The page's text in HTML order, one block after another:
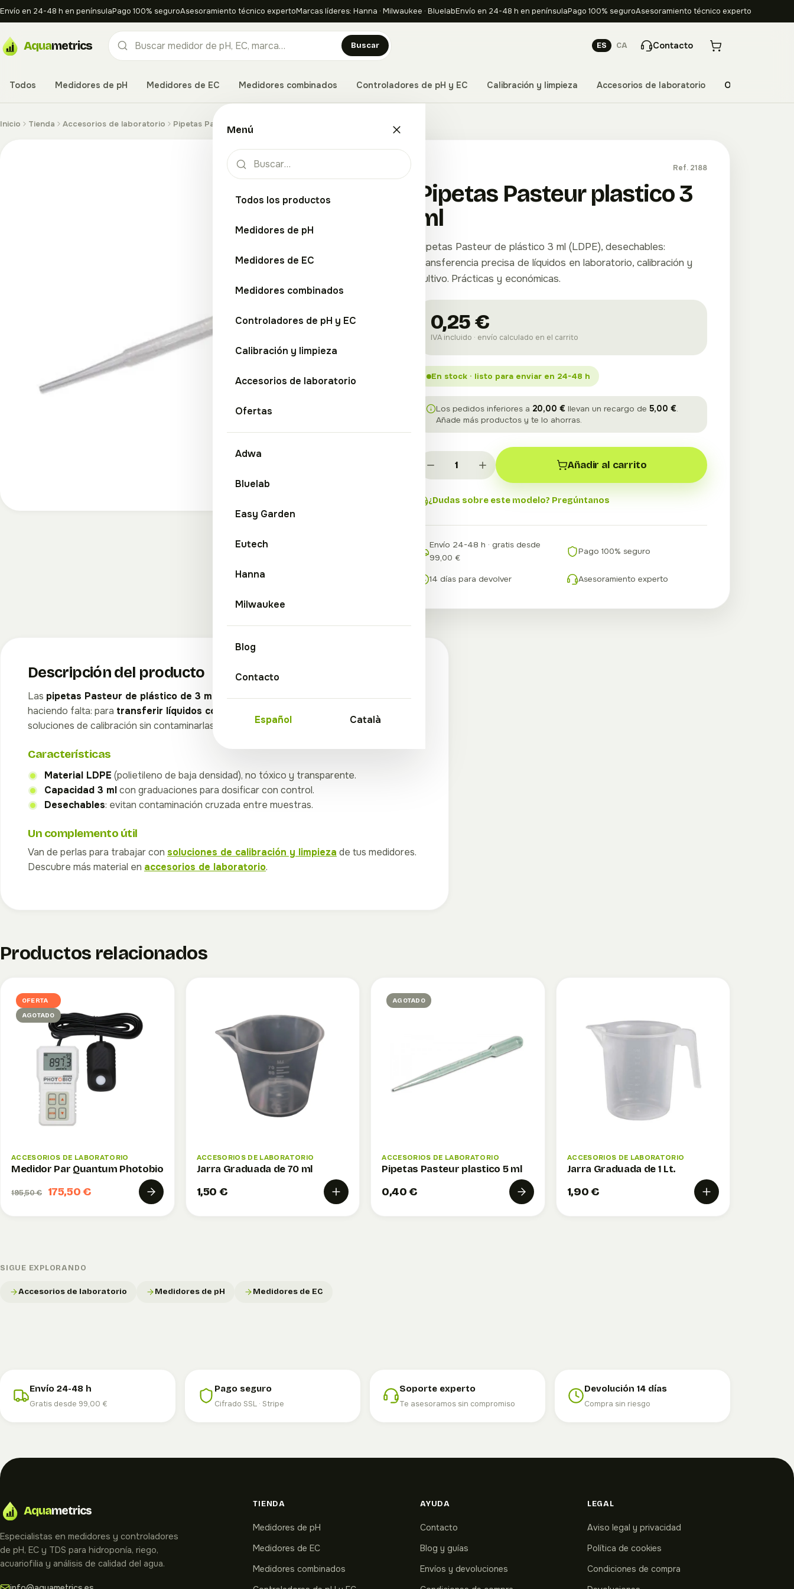
Envío en 24-48 h en penínsulaPago 100% seguroAsesoramiento técnico expertoMarcas líderes: Hanna · Milwaukee · BluelabEnvío en 24-48 h en penínsulaPago 100% seguroAsesoramiento técnico experto
Aquametrics Buscar ES CA Contacto
Todos Medidores de pH Medidores de EC Medidores combinados Controladores de pH y EC Calibración y limpieza Accesorios de laboratorio Ofertas
Menú
Todos los productos
Medidores de pH
Medidores de EC
Medidores combinados
Controladores de pH y EC
Calibración y limpieza
Accesorios de laboratorio
Ofertas
Adwa
Bluelab
Easy Garden
Eutech
Hanna
Milwaukee
Blog
Contacto
Español Català
Inicio Tienda Accesorios de laboratorio Pipetas Pasteur plastico 3 ml
Ref. 2188
Pipetas Pasteur plastico 3
ml
Pipetas Pasteur de plástico 3 ml (LDPE), desechables:
transferencia precisa de líquidos en laboratorio, calibración y
cultivo. Prácticas y económicas.
0,25 €
IVA incluido · envío calculado en el carrito
En stock · listo para enviar en 24-48 h
Los pedidos inferiores a 20,00 € llevan un recargo de5,00 €.
Añade más productos y te lo ahorras.
Añadir al carrito
¿Dudas sobre este modelo? Pregúntanos
Envío 24-48 h · gratis desde
99,00 €
Pago 100% seguro
14 días para devolver Asesoramiento experto
Descripción del producto
Las pipetas Pasteur de plástico de 3 ml
son uno de esos básicos que siempre acaban
haciendo falta: para transferir líquidos con precisión
soluciones de calibración sin contaminarlas.
Características
Material LDPE (polietileno de baja densidad), no tóxico y transparente.
Capacidad 3 mlcon graduaciones para dosificar con control.
Desechables: evitan contaminación cruzada entre muestras.
Un complemento útil
Van de perlas para trabajar con soluciones de calibración y limpieza de tus medidores.
Descubre más material en accesorios de laboratorio.
Productos relacionados
OFERTA
AGOTADO
ACCESORIOS DE LABORATORIO
Medidor Par Quantum Photobio
195,50 € 175,50 €
ACCESORIOS DE LABORATORIO
Jarra Graduada de 70 ml
1,50 €
AGOTADO
ACCESORIOS DE LABORATORIO
Pipetas Pasteur plastico 5 ml
0,40 €
ACCESORIOS DE LABORATORIO
Jarra Graduada de 1 Lt.
1,90 €
SIGUE EXPLORANDO
Accesorios de laboratorio Medidores de pH Medidores de EC
Envío 24-48 h
Gratis desde 99,00 €
Pago seguro
Cifrado SSL · Stripe
Soporte experto
Te asesoramos sin compromiso
Devolución 14 días
Compra sin riesgo
Aquametrics
Especialistas en medidores y controladores
de pH, EC y TDS para hidroponía, riego,
acuariofilia y análisis de calidad del agua.
TIENDA
Medidores de pH
Medidores de EC
Medidores combinados
AYUDA
Contacto
Blog y guías
Envíos y devoluciones
LEGAL
Aviso legal y privacidad
Política de cookies
Condiciones de compra